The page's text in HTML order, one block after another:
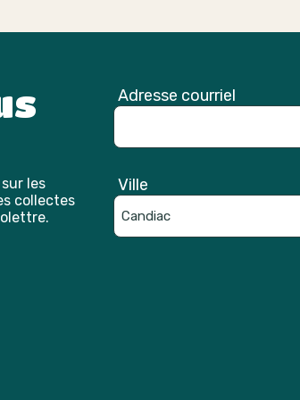
les
collectes
Adresse courriel
Ville